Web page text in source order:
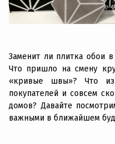
Заменит ли плитка обои
Что пришло на смену
«кривые швы»? Что из
покупателей и совсем
домов? Давайте
важными в ближайшем